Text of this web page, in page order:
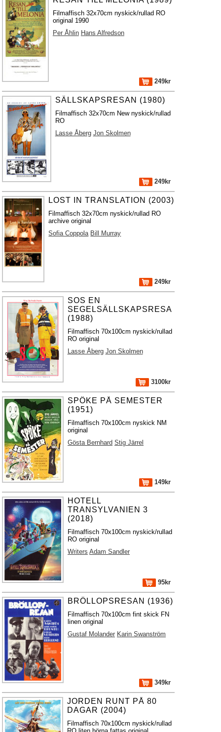
Filmaffisch 32x70cm nyskick/rullad RO
original 1990
Per Åhlin Hans Alfredson
249kr
SÄLLSKAPSRESAN (1980)
Filmaffisch 32x70cm New nyskick/rullad
RO
Lasse Åberg Jon Skolmen
249kr
LOST IN TRANSLATION (2003)
Filmaffisch 32x70cm nyskick/rullad RO
archive original
Sofia Coppola Bill Murray
249kr
SOS EN
SEGELSÄLLSKAPSRESA
(1988)
Filmaffisch 70x100cm nyskick/rullad
RO original
Lasse Åberg Jon Skolmen
3100kr
SPÖKE PÅ SEMESTER
(1951)
Filmaffisch 70x100cm nyskick NM
original
Gösta Bernhard Stig Järrel
149kr
HOTELL
TRANSYLVANIEN 3
(2018)
Filmaffisch 70x100cm nyskick/rullad
RO original
Writers Adam Sandler
95kr
BRÖLLOPSRESAN (1936)
Filmaffisch 70x100cm fint skick FN
linen original
Gustaf Molander Karin Swanström
349kr
JORDEN RUNT PÅ 80
DAGAR (2004)
Filmaffisch 70x100cm nyskick/rullad